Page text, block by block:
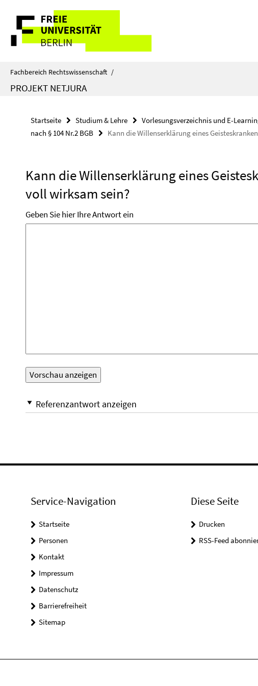
direkt
Inhalt
Service-
Navigation
Fachbereich Rechtswissenschaft /
PROJEKT NETJURA
Startseite Studium & Lehre Vorlesungsverzeichnis und E-
nach § 104 Nr.2 BGB
Kann die Willenserklärung eines
Kann die Willenserklärung eines
voll wirksam sein?
Geben Sie hier Ihre Antwort ein
Referenzantwort anzeigen
Service-Navigation
Startseite
Personen
Kontakt
Impressum
Datenschutz
Barrierefreiheit
Sitemap
Diese Seite
Drucken
RSS-Feed